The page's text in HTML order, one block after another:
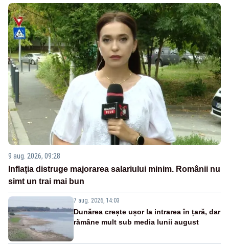
9 aug. 2026, 09:28
Inflația distruge majorarea salariului minim. Românii nu
simt un trai mai bun
7 aug. 2026, 14:03
Dunărea crește ușor la intrarea în țară, dar
rămâne mult sub media lunii august